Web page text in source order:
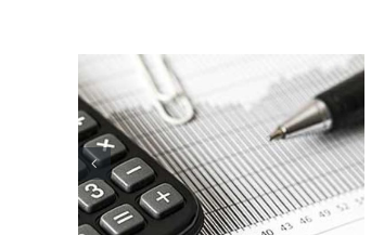
Les soldes
intermédiaires de
gestion